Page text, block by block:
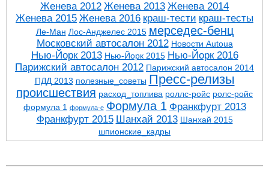
Женева 2012 Женева 2013 Женева 2014
Женева 2015 Женева 2016 краш-тести краш-тесты
Ле-Ман Лос-Анджелес 2015 мерседес-бенц
Московский автосалон 2012 Новости Autoua
Нью-Йорк 2013 Нью-Йорк 2015 Нью-Йорк 2016
Парижский автосалон 2012 Парижский автосалон 2014
ПДД 2013 полезные_советы Пресс-релизы
проиcшествия расход_топлива роллс-ройс ролс-ройс
формула 1 формула-е Формула 1 Франкфурт 2013
Франкфурт 2015 Шанхай 2013 Шанхай 2015
шпионские_кадры